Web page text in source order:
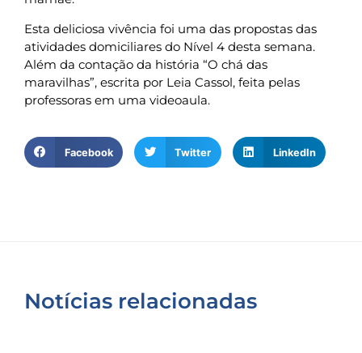
Esta deliciosa vivência foi uma das propostas das
atividades domiciliares do Nível 4 desta semana.
Além da contação da história “O chá das
maravilhas”, escrita por Leia Cassol, feita pelas
professoras em uma videoaula.
Facebook Twitter LinkedIn
Notícias relacionadas